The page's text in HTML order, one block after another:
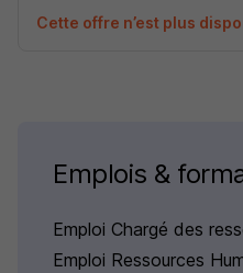
Cette offre n’est plus
Emplois &
Emploi Chargé des
Emploi Ressources